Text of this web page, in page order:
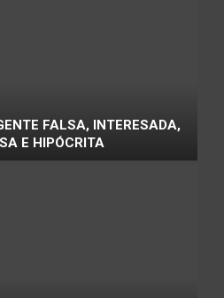
FALSA, INTERESADA,
E HIPÓCRITA